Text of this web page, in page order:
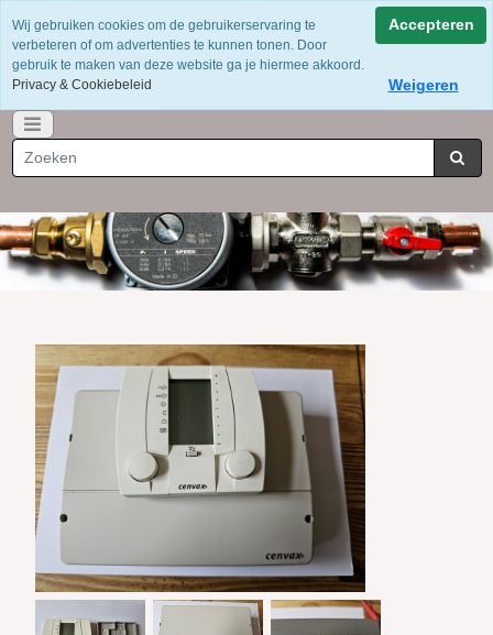
Voor 12 uur besteld = dezelfde dag verzonden
Gratis verzending vanaf €75
Whatsapp 06-49141184
Wij gebruiken cookies om de gebruikerservaring te
verbeteren of om advertenties te kunnen tonen. Door
gebruik te maken van deze website ga je hiermee akkoord.
Privacy & Cookiebeleid
Accepteren
Weigeren